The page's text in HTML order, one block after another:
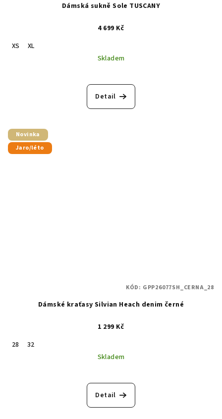
Dámská sukně Sole TUSCANY
4 699 Kč
XS
XL
Skladem
Detail
Novinka
Jaro/léto
Dámské kraťasy Silvian Heach denim černé
1 299 Kč
28
32
Skladem
Detail
KÓD: GPP26077SH_CERNA_28